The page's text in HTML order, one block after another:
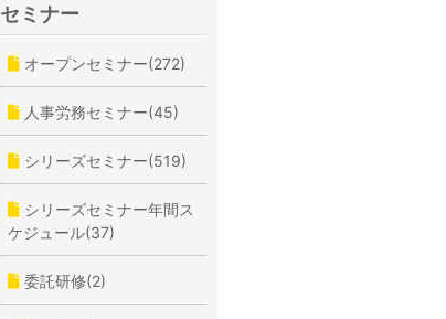
セミナー
オープンセミナー(272)
人事労務セミナー(45)
シリーズセミナー(519)
シリーズセミナー年間ス
ケジュール(37)
委託研修(2)